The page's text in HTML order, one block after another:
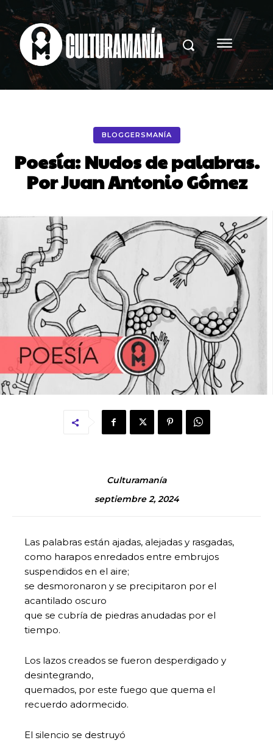
BLOGGERSMANÍA
Poesía: Nudos de palabras.
Por Juan Antonio Gómez
Culturamanía
septiembre 2, 2024
Las palabras están ajadas, alejadas y rasgadas,
como harapos enredados entre embrujos
suspendidos en el aire;
se desmoronaron y se precipitaron por el
acantilado oscuro
que se cubría de piedras anudadas por el
tiempo.
Los lazos creados se fueron desperdigado y
desintegrando,
quemados, por este fuego que quema el
recuerdo adormecido.
El silencio se destruyó